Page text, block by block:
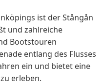
ist der Stångån
und zahlreiche
Bootstouren
entlang des Flusses
ein und bietet eine
erleben.